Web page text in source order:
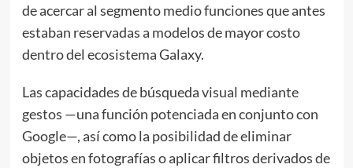
de acercar al segmento medio funciones que antes
estaban reservadas a modelos de mayor costo
dentro del ecosistema Galaxy.
Las capacidades de búsqueda visual mediante
gestos —una función potenciada en conjunto con
Google—, así como la posibilidad de eliminar
objetos en fotografías o aplicar filtros derivados de